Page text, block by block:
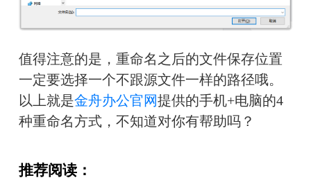
值得注意的是，重命名之后的文件保存位置
一定要选择一个不跟源文件一样的路径哦。
以上就是金舟办公官网提供的手机+电脑的4
种重命名方式，不知道对你有帮助吗？
推荐阅读：